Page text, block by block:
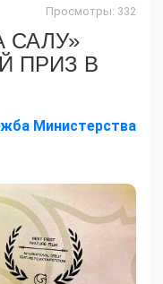
Просмотры: 332
САЛУ»
ПРИЗ В
Министерства